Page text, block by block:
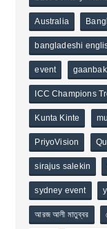
Australia
bangladeshi
event
ICC Champions
Kunta Kinte
PriyoVision
sirajus salekin
sydney event
আরজ আলী মাতুব্বর